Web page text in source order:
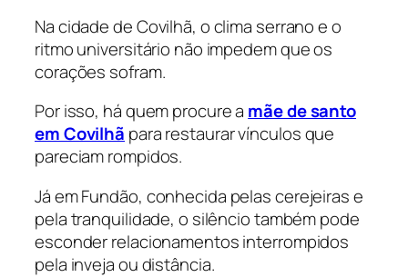
Na cidade de Covilhã, o clima serrano e o
ritmo universitário não impedem que os
corações sofram.
Por isso, há quem procure a mãe de santo
em Covilhã para restaurar vínculos que
pareciam rompidos.
Já em Fundão, conhecida pelas cerejeiras e
pela tranquilidade, o silêncio também pode
esconder relacionamentos interrompidos
pela inveja ou distância.